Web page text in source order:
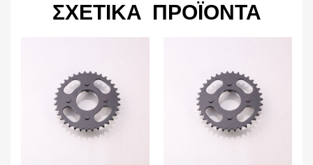
ΣΧΕΤΙΚΆ ΠΡΟΪΌΝΤΑ